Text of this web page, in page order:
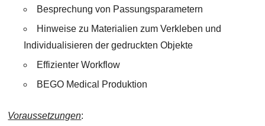
Besprechung von Passungsparametern
Hinweise zu Materialien zum Verkleben und
Individualisieren der gedruckten Objekte
Effizienter Workflow
BEGO Medical Produktion
Voraussetzungen: